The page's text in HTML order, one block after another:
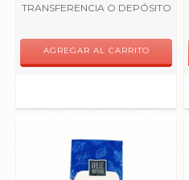
TRANSFERENCIA O DEPÓSITO